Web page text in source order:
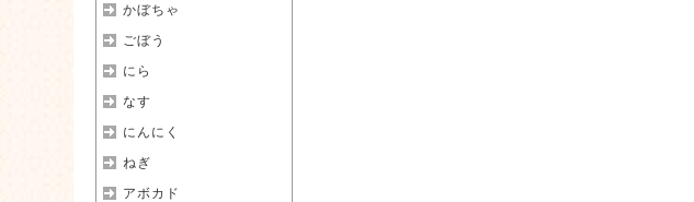
かぼちゃ
ごぼう
にら
なす
にんにく
ねぎ
アボカド